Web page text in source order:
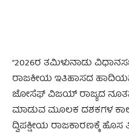
“2026ರ ತಮಿಳುನಾಡು
ರಾಜಕೀಯ ಇತಿಹಾಸದ
ಜೋಸೆಫ್ ವಿಜಯ್ ರಾಜ್ಯದ
ಮಾಡುವ ಮೂಲಕ ದಶಕಗಳ
ದ್ವಿಪಕ್ಷೀಯ ರಾಜಕಾರಣಕ್ಕೆ ಹೊಸ